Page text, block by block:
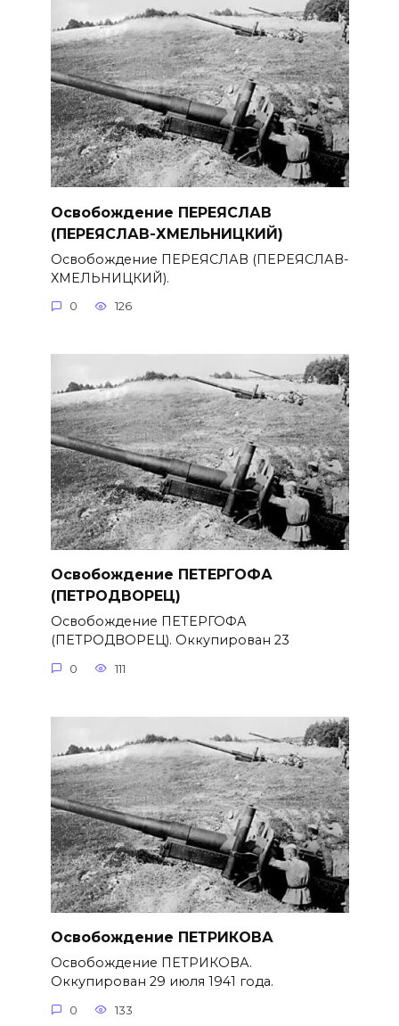
Освобождение ПЕРЕЯСЛАВ
(ПЕРЕЯСЛАВ-ХМЕЛЬНИЦКИЙ)
Освобождение ПЕРЕЯСЛАВ (ПЕРЕЯСЛАВ-
ХМЕЛЬНИЦКИЙ).
0 126
Освобождение ПЕТЕРГОФА
(ПЕТРОДВОРЕЦ)
Освобождение ПЕТЕРГОФА
(ПЕТРОДВОРЕЦ). Оккупирован 23
0 111
Освобождение ПЕТРИКОВА
Освобождение ПЕТРИКОВА.
Оккупирован 29 июля 1941 года.
0 133